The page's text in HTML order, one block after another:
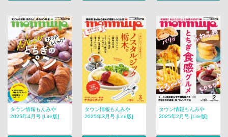
タウン情報もんみや
2025年4月号 [Lite版]
タウン情報もんみや
2025年3月号 [Lite版]
タウン情報もんみや
2025年2月号 [Lite版]